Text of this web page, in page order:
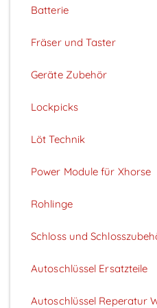
Batterie
Fräser und Taster
Geräte Zubehör
Lockpicks
Löt Technik
Power Module für Xhorse
Rohlinge
Schloss und
Autoschlüssel Ersatzteile
Autoschlüssel Reperatur